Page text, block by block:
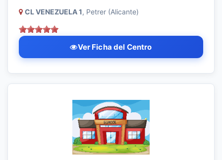
CL VENEZUELA 1, Petrer (Alicante)
Ver Ficha del Centro